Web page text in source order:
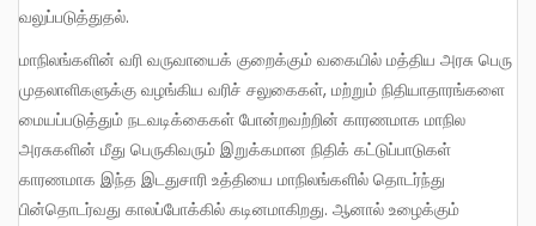
வலுப்படுத்துதல்.
மாநிலங்களின் வரி வருவாயைக் குறைக்கும் வகையில் மத்திய அரசு பெரு
முதலாளிகளுக்கு வழங்கிய வரிச் சலுகைகள், மற்றும் நிதியாதாரங்களை
மையப்படுத்தும் நடவடிக்கைகள் போன்றவற்றின் காரணமாக மாநில
அரசுகளின் மீது பெருகிவரும் இறுக்கமான நிதிக் கட்டுப்பாடுகள்
காரணமாக இந்த இடதுசாரி உத்தியை மாநிலங்களில் தொடர்ந்து
பின்தொடர்வது காலப்போக்கில் கடினமாகிறது. ஆனால் உழைக்கும்